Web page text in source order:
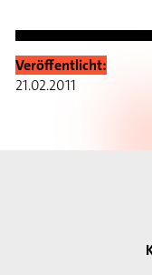
Veröffentlicht:
21.02.2011